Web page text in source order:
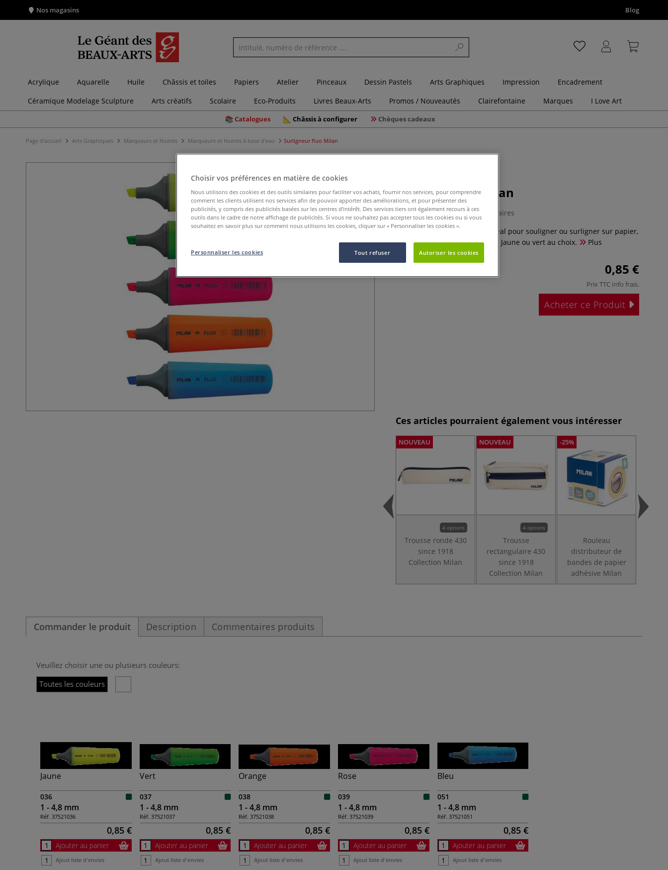
Nos magasins Blog
Acrylique Aquarelle Huile Châssis et toiles Papiers Atelier Pinceaux Dessin Pastels Arts Graphiques Impression
Encadrement
Céramique Modelage Sculpture
Arts créatifs Scolaire Eco-Produits Livres Beaux-Arts Promos / Nouveautés Clairefontaine Marques I Love Art
Catalogues Châssis à configurer Chèques cadeaux
Page d'accueil Arts Graphiques Marqueurs et feutres Marqueurs et feutres à base d'eau Surligneur fluo Milan
Surligneur fluo Milan
0 Commentaires
Surligneur à pointe biseautée idéal pour souligner ou surligner sur papier,
photocopie ou papier thermique. Jaune ou vert au choix.
Plus
0,85 €
Prix TTC Info frais.
Acheter ce Produit
Ces articles pourraient également vous intéresser
NOUVEAU
4 options
Trousse ronde 430
since 1918
Collection Milan
NOUVEAU
4 options
Trousse
rectangulaire 430
since 1918
Collection Milan
-25%
Rouleau
distributeur de
bandes de papier
adhésive Milan
Commander le produit Description Commentaires produits
Veuillez choisir une ou plusieurs couleurs:
Toutes les couleurs
Jaune
036
1 - 4,8 mm
Réf. 37521036
0,85 €
Ajouter au panier
Ajout liste d'envies
Vert
037
1 - 4,8 mm
Réf. 37521037
0,85 €
Ajouter au panier
Ajout liste d'envies
Orange
038
1 - 4,8 mm
Réf. 37521038
0,85 €
Ajouter au panier
Ajout liste d'envies
Rose
039
1 - 4,8 mm
Réf. 37521039
0,85 €
Ajouter au panier
Ajout liste d'envies
Bleu
051
1 - 4,8 mm
Réf. 37521051
0,85 €
Ajouter au panier
Ajout liste d'envies
Choisir vos préférences en matière de cookies
Nous utilisons des cookies et des outils similaires pour faciliter vos achats, fournir nos services, pour comprendre
comment les clients utilisent nos services afin de pouvoir apporter des améliorations, et pour présenter des
publicités, y compris des publicités basées sur les centres d’intérêt. Des services tiers ont également recours à ces
outils dans le cadre de notre affichage de publicités. Si vous ne souhaitez pas accepter tous les cookies ou si vous
souhaitez en savoir plus sur comment nous utilisons les cookies, cliquer sur « Personnaliser les cookies ».
Tout refuser Autoriser les cookies
Personnaliser les cookies